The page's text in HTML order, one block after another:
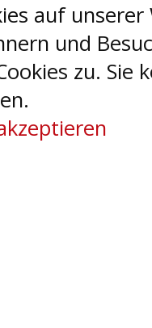
auf
und
zu.